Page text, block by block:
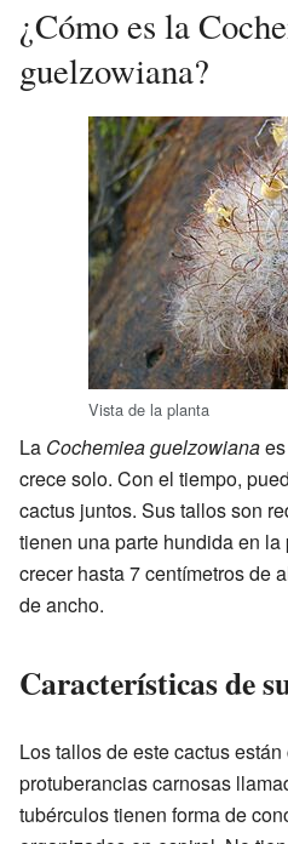
¿Cómo es la
guelzowiana?
Vista de la planta
La Cochemiea guelzowiana
crece solo. Con el tiempo,
cactus juntos. Sus tallos son
tienen una parte hundida en
crecer hasta 7 centímetros de
de ancho.
Características de
Los tallos de este cactus
protuberancias carnosas
tubérculos tienen forma de